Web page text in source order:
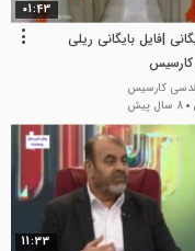
01:43
|فایل بایگانی ریلی
کارسیس
8 سال پیش
11:33